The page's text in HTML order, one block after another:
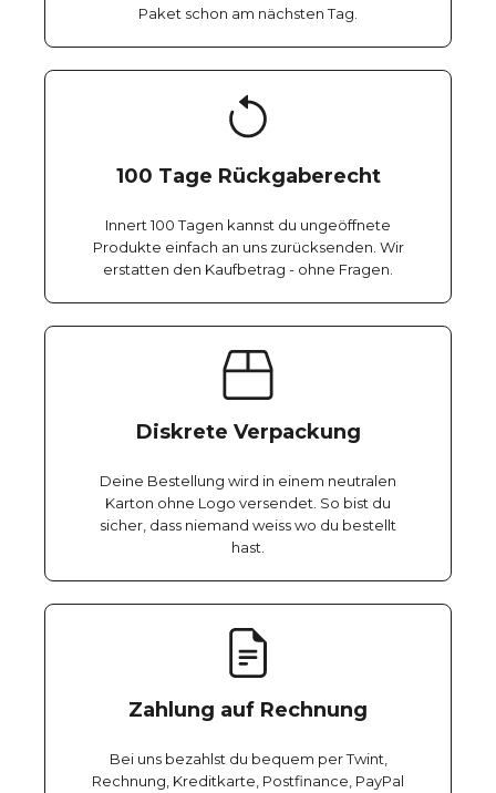
Paket schon am nächsten Tag.
100 Tage Rückgaberecht
Innert 100 Tagen kannst du ungeöffnete
Produkte einfach an uns zurücksenden. Wir
erstatten den Kaufbetrag - ohne Fragen.
Diskrete Verpackung
Deine Bestellung wird in einem neutralen
Karton ohne Logo versendet. So bist du
sicher, dass niemand weiss wo du bestellt
hast.
Zahlung auf Rechnung
Bei uns bezahlst du bequem per Twint,
Rechnung, Kreditkarte, Postfinance, PayPal